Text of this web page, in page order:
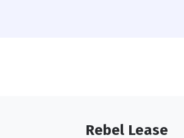
Rebel Lease